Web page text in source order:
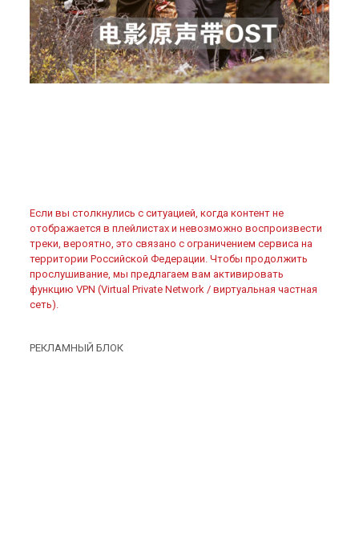
Если вы столкнулись с ситуацией, когда контент не
отображается в плейлистах и невозможно воспроизвести
треки, вероятно, это связано с ограничением сервиса на
территории Российской Федерации. Чтобы продолжить
прослушивание, мы предлагаем вам активировать
функцию VPN (Virtual Private Network / виртуальная частная
сеть).
РЕКЛАМНЫЙ БЛОК